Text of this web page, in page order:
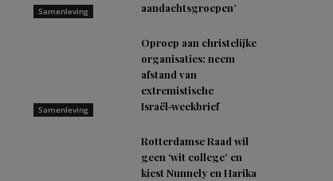
Samenleving
aandachtsgroepen’
Samenleving
Oproep aan christelijke
organisaties: neem
afstand van
extremistische
Israël‑weekbrief
Rotterdamse Raad wil
geen ‘wit college’ en
kiest Nunnely en Harika